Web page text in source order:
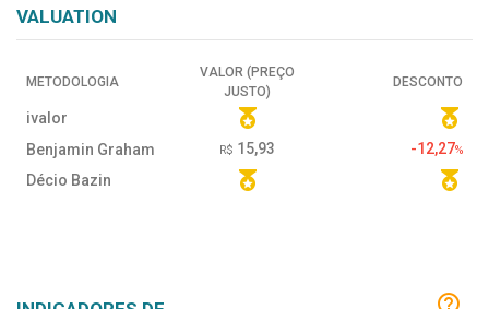
VALUATION
METODOLOGIA
VALOR (PREÇO
JUSTO)
DESCONTO
ivalor
Benjamin Graham
R$ 15,93 -12,27%
Décio Bazin